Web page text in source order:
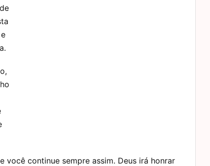
você continue sempre assim. Deus irá honrar